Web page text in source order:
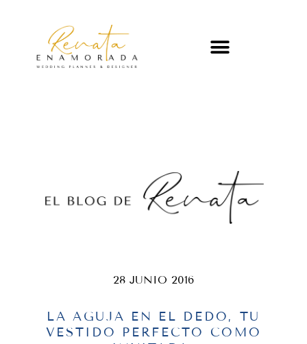
28 JUNIO 2016
LA AGUJA EN EL DEDO, TU
VESTIDO PERFECTO COMO